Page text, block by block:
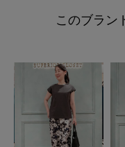
このブラン